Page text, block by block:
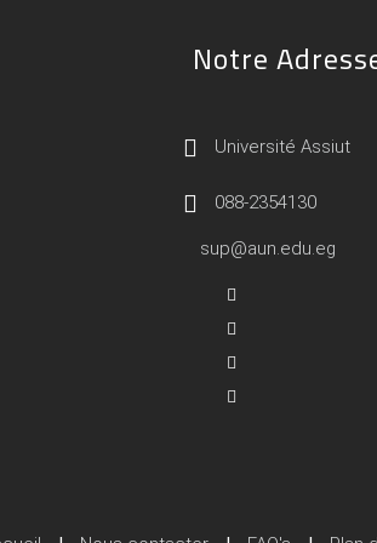
Notre
Université Assiut
088-2354130
sup@aun.edu.eg